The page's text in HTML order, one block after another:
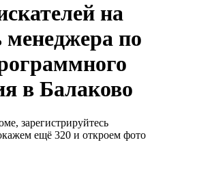
на
менеджера по
в Балаково
зарегистрируйтесь
ещё 320 и откроем фото